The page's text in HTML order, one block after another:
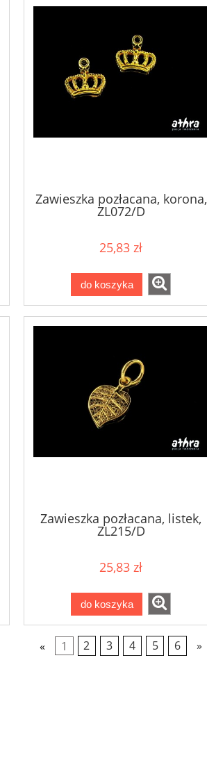
Zawieszka pozłacana, korona,
ZL072/D
25,83 zł
do koszyka
Zawieszka pozłacana, listek,
ZL215/D
25,83 zł
do koszyka
« 1 2 3 4 5 6 »